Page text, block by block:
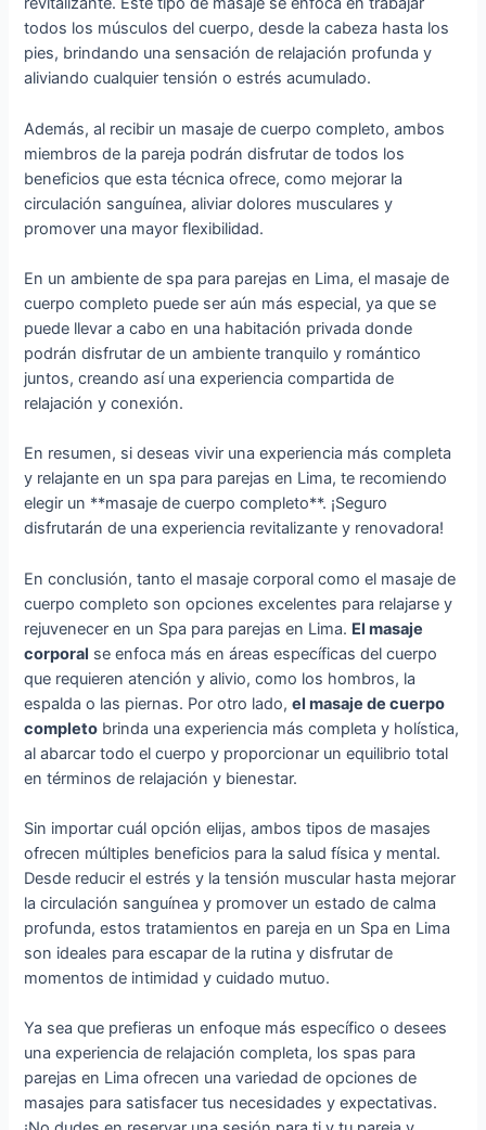
todos los músculos del cuerpo, desde la cabeza hasta los
pies, brindando una sensación de relajación profunda y
aliviando cualquier tensión o estrés acumulado.
Además, al recibir un masaje de cuerpo completo, ambos
miembros de la pareja podrán disfrutar de todos los
beneficios que esta técnica ofrece, como mejorar la
circulación sanguínea, aliviar dolores musculares y
promover una mayor flexibilidad.
En un ambiente de spa para parejas en Lima, el masaje de
cuerpo completo puede ser aún más especial, ya que se
puede llevar a cabo en una habitación privada donde
podrán disfrutar de un ambiente tranquilo y romántico
juntos, creando así una experiencia compartida de
relajación y conexión.
En resumen, si deseas vivir una experiencia más completa
y relajante en un spa para parejas en Lima, te recomiendo
elegir un **masaje de cuerpo completo**. ¡Seguro
disfrutarán de una experiencia revitalizante y renovadora!
En conclusión, tanto el masaje corporal como el masaje de
cuerpo completo son opciones excelentes para relajarse y
rejuvenecer en un Spa para parejas en Lima. El masaje
corporal se enfoca más en áreas específicas del cuerpo
que requieren atención y alivio, como los hombros, la
espalda o las piernas. Por otro lado,el masaje de cuerpo
completo brinda una experiencia más completa y holística,
al abarcar todo el cuerpo y proporcionar un equilibrio total
en términos de relajación y bienestar.
Sin importar cuál opción elijas, ambos tipos de masajes
ofrecen múltiples beneficios para la salud física y mental.
Desde reducir el estrés y la tensión muscular hasta mejorar
la circulación sanguínea y promover un estado de calma
profunda, estos tratamientos en pareja en un Spa en Lima
son ideales para escapar de la rutina y disfrutar de
momentos de intimidad y cuidado mutuo.
Ya sea que prefieras un enfoque más específico o desees
una experiencia de relajación completa, los spas para
parejas en Lima ofrecen una variedad de opciones de
masajes para satisfacer tus necesidades y expectativas.